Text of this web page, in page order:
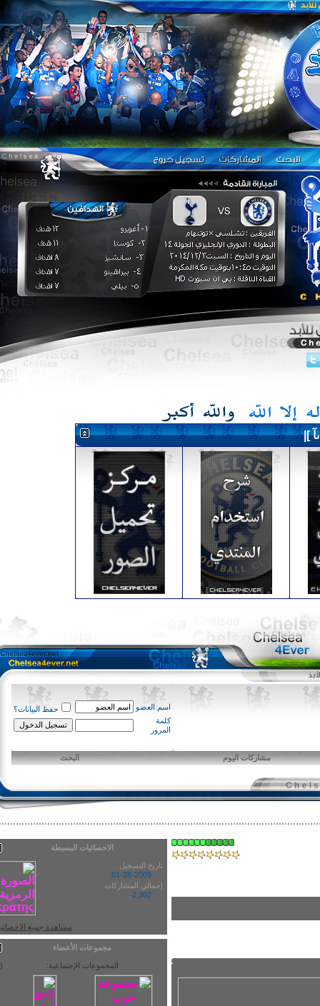
اسم العضو
حفظ البيانات؟
كلمة
المرور
مشاركات اليوم البحث
الاحصائيات البسيطة
تاريخ التسجيل
01-28-2009
إجمالي المشاركات
2,302
مشاهدة جميع الاحصائيات
مجموعات الأعضاء
المجموعات الإجتماعية: